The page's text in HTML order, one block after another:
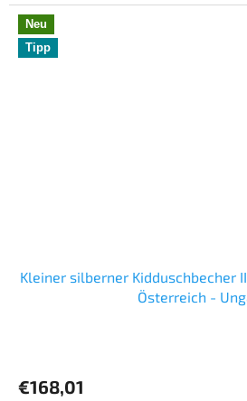
Neu
Tipp
Kleiner silberner Kidduschbecher
Österreich -
€168,01